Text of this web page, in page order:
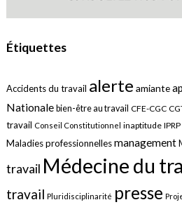
Étiquettes
Accidents du travail alerte amiante
Nationale bien-être au travail CFE-CGC
travail Conseil Constitutionnel inaptitude IPRP
Maladies professionnellesmanagement
travail Médecine du
travail Pluridisciplinarité presse